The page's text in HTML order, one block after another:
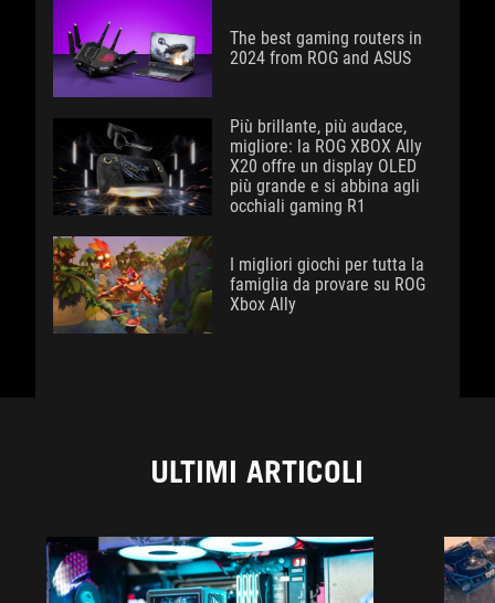
The best gaming routers in
2024 from ROG and ASUS
Più brillante, più audace,
migliore: la ROG XBOX Ally
X20 offre un display OLED
più grande e si abbina agli
occhiali gaming R1
I migliori giochi per tutta la
famiglia da provare su ROG
Xbox Ally
ULTIMI ARTICOLI